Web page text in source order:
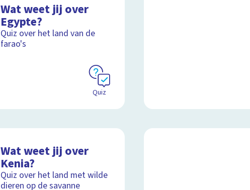
Wat weet jij over
Egypte?
Quiz over het land van de
farao's
Quiz
Wat weet jij over
Kenia?
Quiz over het land met wilde
dieren op de savanne